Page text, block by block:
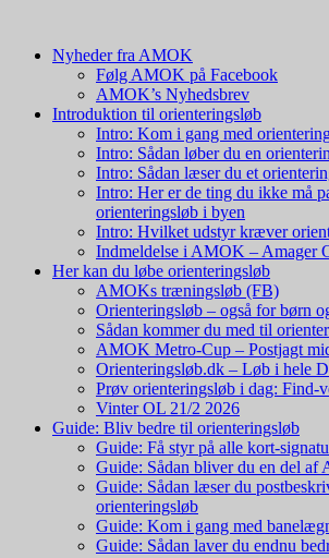
Nyheder fra AMOK
Følg AMOK på Facebook
AMOK’s Nyhedsbrev
Introduktion til orienteringsløb
Intro: Kom i gang med
Intro: Sådan løber du en
Intro: Sådan læser du et
Intro: Her er de ting du ikke må
orienteringsløb i byen
Intro: Hvilket udstyr kræver
Indmeldelse i AMOK – Amager
Her kan du løbe orienteringsløb
AMOKs træningsløb (FB)
Orienteringsløb – også for børn
Sådan kommer du med til
AMOK Metro-Cup – Postjagt
Orienteringsløb.dk – Løb i hele
Prøv orienteringsløb i dag: Find-
Vinter OL 21/2 2026
Guide: Bliv bedre til orienteringsløb
Guide: Få styr på alle kort-
Guide: Sådan bliver du en del
Guide: Sådan læser du
orienteringsløb
Guide: Kom i gang med
Guide: Sådan laver du endnu